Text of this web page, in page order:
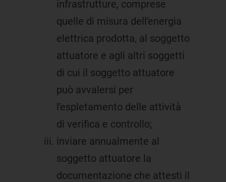
infrastrutture, comprese
quelle di misura dell'energia
elettrica prodotta, al soggetto
attuatore e agli altri soggetti
di cui il soggetto attuatore
può avvalersi per
l'espletamento delle attività
di verifica e controllo;
inviare annualmente al
soggetto attuatore la
documentazione che attesti il